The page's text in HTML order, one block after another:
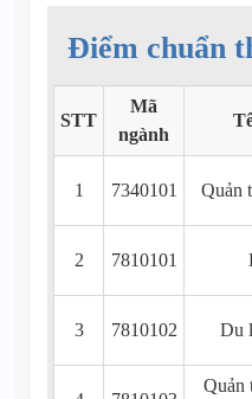
Điểm chuẩn
STT
Mã
ngành
1 7340101 Quản
2 7810101
3 7810102 Du
Quản